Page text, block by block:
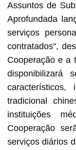
Assuntos de
Aprofundada
serviços
contratados",
Cooperação e a
disponibilizará
característicos,
tradicional
instituições
Cooperação
serviços diários